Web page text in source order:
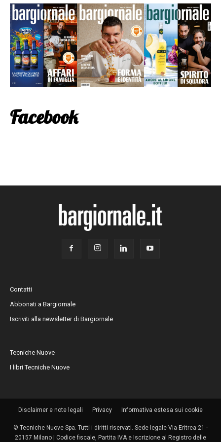
Facebook
Contatti
Abbonati a Bargiornale
Iscriviti alla newsletter di Bargiornale
Tecniche Nuove
I libri Tecniche Nuove
Disclaimer e note legali Privacy Informativa estesa sui cookie
© Tecniche Nuove Spa. Tutti i diritti riservati. Sede legale Via Eritrea 21 -
20157 Milano | Codice fiscale, Partita IVA e Iscrizione al Registro delle